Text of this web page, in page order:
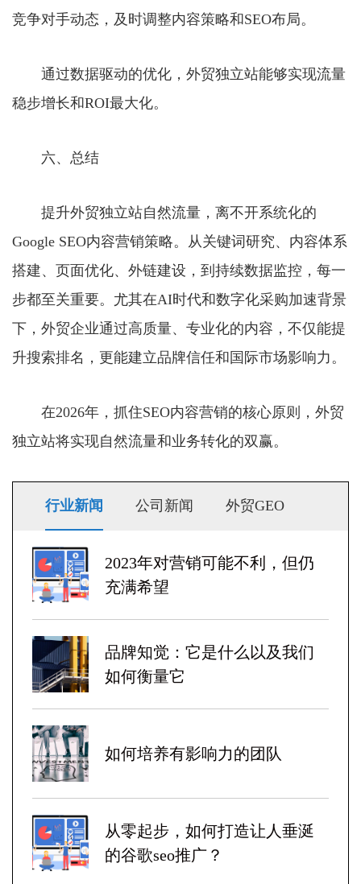
竞争对手动态，及时调整内容策略和SEO布局。
通过数据驱动的优化，外贸独立站能够实现流量
稳步增长和ROI最大化。
六、总结
提升外贸独立站自然流量，离不开系统化的
Google SEO内容营销策略。从关键词研究、内容体系
搭建、页面优化、外链建设，到持续数据监控，每一
步都至关重要。尤其在AI时代和数字化采购加速背景
下，外贸企业通过高质量、专业化的内容，不仅能提
升搜索排名，更能建立品牌信任和国际市场影响力。
在2026年，抓住SEO内容营销的核心原则，外贸
独立站将实现自然流量和业务转化的双赢。
行业新闻 公司新闻 外贸GEO
2023年对营销可能不利，但仍
充满希望
品牌知觉：它是什么以及我们
如何衡量它
如何培养有影响力的团队
从零起步，如何打造让人垂涎
的谷歌seo推广？